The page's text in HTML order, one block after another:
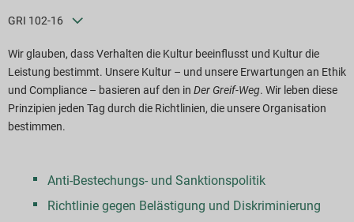
GRI 102-16
Wir glauben, dass Verhalten die Kultur beeinflusst und Kultur die
Leistung bestimmt. Unsere Kultur – und unsere Erwartungen an Ethik
und Compliance – basieren auf den in Der Greif-Weg. Wir leben diese
Prinzipien jeden Tag durch die Richtlinien, die unsere Organisation
bestimmen.
Anti-Bestechungs- und Sanktionspolitik
Richtlinie gegen Belästigung und Diskriminierung